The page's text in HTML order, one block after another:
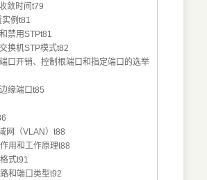
敛时间t79
例t81
禁用STPt81
换机STP模式t82
口开销、控制根端口和指定端口的选举
缘端口t85
网（VLAN）t88
用和工作原理t88
式t91
和端口类型t92